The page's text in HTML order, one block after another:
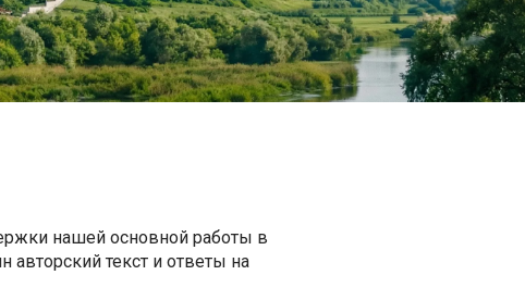
нашей основной работы в
текст и ответы на